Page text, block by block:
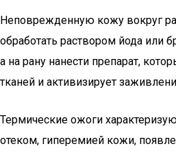
Неповрежденную кожу вокруг
обработать раствором йода или
а на рану нанести препарат,
тканей и активизирует
Термические ожоги
отеком, гиперемией кожи,